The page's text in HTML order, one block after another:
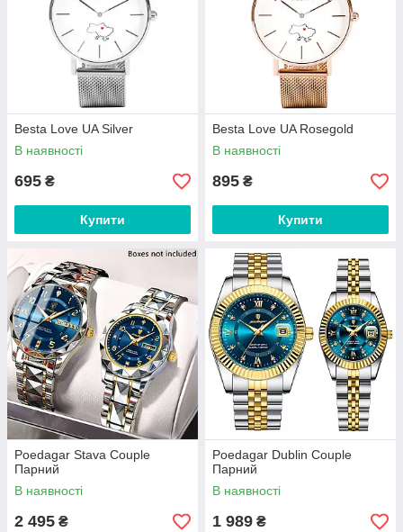
Besta Love UA Silver
В наявності
695 ₴
Купити
Besta Love UA Rosegold
В наявності
895 ₴
Купити
Poedagar Stava Couple
Парний
В наявності
2 495 ₴
Poedagar Dublin Couple
Парний
В наявності
1 989 ₴